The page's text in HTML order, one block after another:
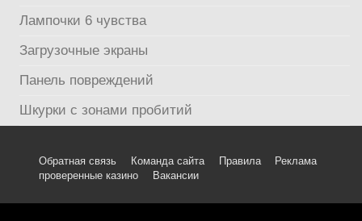
Лампочки 6 чувства
Загрузочные экраны
Панель повреждений
Шкурки с зонами пробитий
Обратная связь Команда сайта Правила
Реклама
проверенные казино
Вакансии